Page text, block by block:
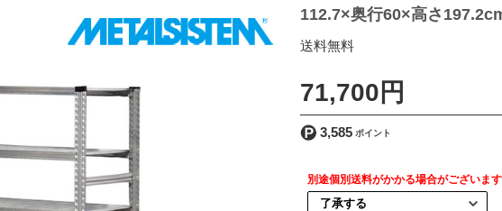
112.7×奥行60×高さ
71,700円
3,585
[ 送料込 ]
別途個別送料がかかる場合がございます